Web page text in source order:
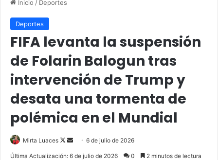
Inicio / Deportes
Deportes
FIFA levanta la suspensión
de Folarin Balogun tras
intervención de Trump y
desata una tormenta de
polémica en el Mundial
Mirta Luaces
F
6 de julio de 2026
Última Actualización: 6 de julio de 2026 0 2 minutos de lectura